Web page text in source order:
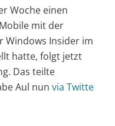
Woche einen
mit der
Windows Insider im
hatte, folgt jetzt
Das teilte
Aul nun via Twitte